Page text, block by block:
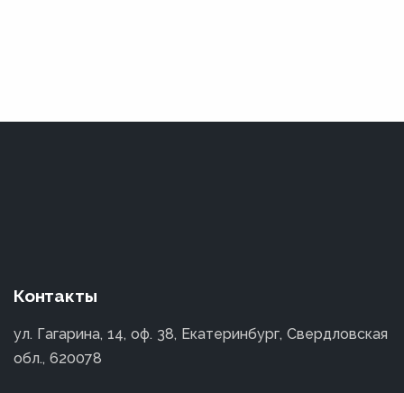
Контакты
ул. Гагарина, 14, оф. 38, Екатеринбург, Свердловская
обл., 620078